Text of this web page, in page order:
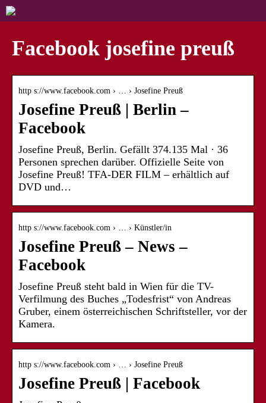
Facebook josefine preuß
http s://www.facebook.com › … › Josefine Preuß
Josefine Preuß | Berlin –
Facebook
Josefine Preuß, Berlin. Gefällt 374.135 Mal · 36
Personen sprechen darüber. Offizielle Seite von
Josefine Preuß! TFA-DER FILM – erhältlich auf
DVD und…
http s://www.facebook.com › … › Künstler/in
Josefine Preuß – News –
Facebook
Josefine Preuß steht bald in Wien für die TV-
Verfilmung des Buches „Todesfrist“ von Andreas
Gruber, einem österreichischen Schriftsteller, vor der
Kamera.
http s://www.facebook.com › … › Josefine Preuß
Josefine Preuß | Facebook